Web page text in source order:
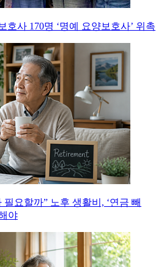
호사 170명 ‘명예 요양보호사’ 위촉
필요할까” 노후 생활비, ‘연금 빼
야